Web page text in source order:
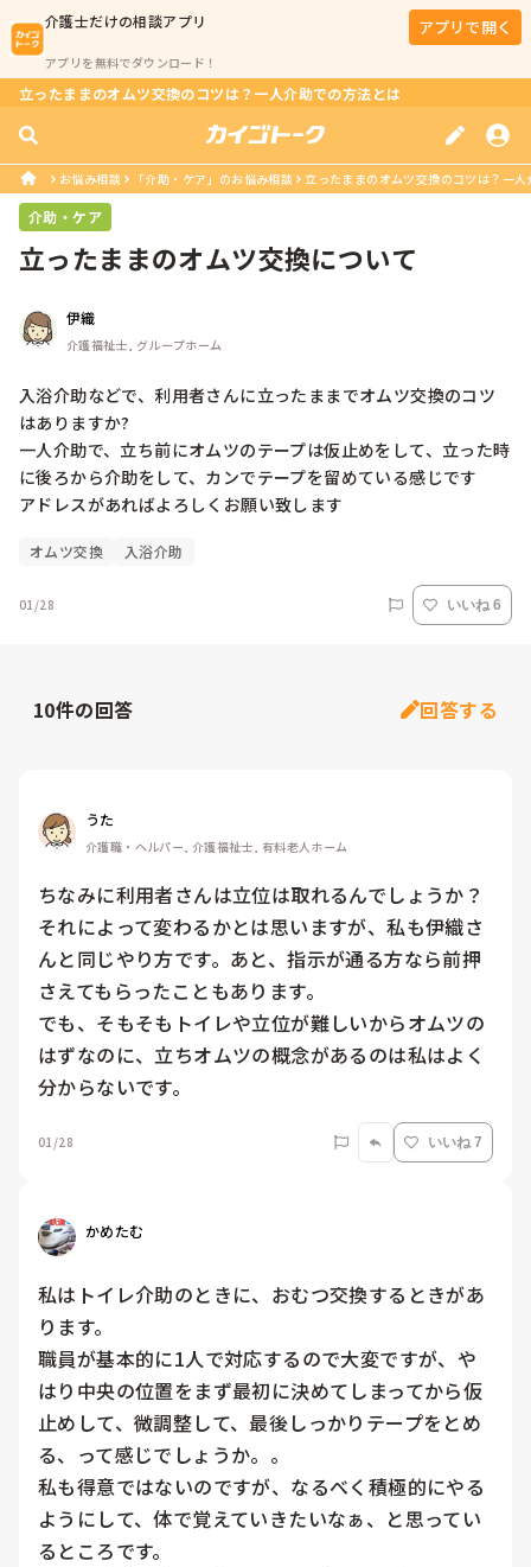
介護士だけの相談アプリ
アプリを無料でダウンロード！
アプリで開く
立ったままのオムツ交換のコツは？一人介助での方法とは
お悩み相談 「介助・ケア」のお悩み相談 立ったままのオムツ交換のコツは？一
介助・ケア
立ったままのオムツ交換について
伊織
介護福祉士, グループホーム
入浴介助などで、利用者さんに立ったままでオムツ交換のコツ
はありますか?
一人介助で、立ち前にオムツのテープは仮止めをして、立った時
に後ろから介助をして、カンでテープを留めている感じです
アドレスがあればよろしくお願い致します
オムツ交換 入浴介助
01/28 いいね 6
10件の回答 回答する
うた
介護職・ヘルパー, 介護福祉士, 有料老人ホーム
ちなみに利用者さんは立位は取れるんでしょうか？
それによって変わるかとは思いますが、私も伊織さ
んと同じやり方です。あと、指示が通る方なら前押
さえてもらったこともあります。
でも、そもそもトイレや立位が難しいからオムツの
はずなのに、立ちオムツの概念があるのは私はよく
分からないです。
01/28 いいね 7
かめたむ
私はトイレ介助のときに、おむつ交換するときがあ
ります。
職員が基本的に1人で対応するので大変ですが、や
はり中央の位置をまず最初に決めてしまってから仮
止めして、微調整して、最後しっかりテープをとめ
る、って感じでしょうか。。
私も得意ではないのですが、なるべく積極的にやる
ようにして、体で覚えていきたいなぁ、と思ってい
るところです。